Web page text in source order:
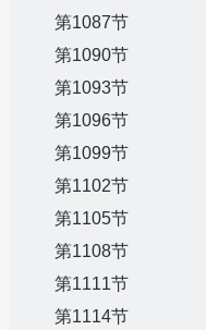
第1087节
第1090节
第1093节
第1096节
第1099节
第1102节
第1105节
第1108节
第1111节
第1114节